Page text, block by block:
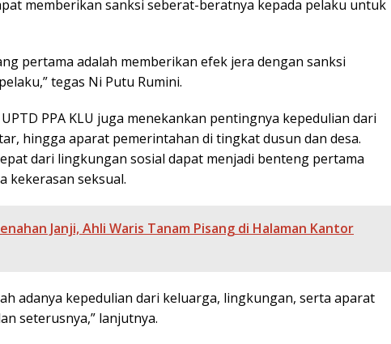
memberikan sanksi seberat-beratnya kepada pelaku untuk
pertama adalah memberikan efek jera dengan sanksi
tegas Ni Putu Rumini.
PPA KLU juga menekankan pentingnya kepedulian dari
hingga aparat pemerintahan di tingkat dusun dan desa.
dari lingkungan sosial dapat menjadi benteng pertama
kekerasan seksual.
Janji, Ahli Waris Tanam Pisang di Halaman Kantor
adanya kepedulian dari keluarga, lingkungan, serta aparat
seterusnya,” lanjutnya.